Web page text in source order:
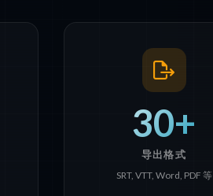
30+
导出格式
SRT, VTT, Word, PDF 等